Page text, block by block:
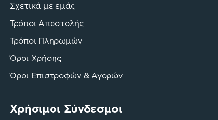
Σχετικά με εμάς
Τρόποι Αποστολής
Τρόποι Πληρωμών
Όροι Χρήσης
Όροι Επιστροφών & Αγορών
Χρήσιμοι Σύνδεσμοι